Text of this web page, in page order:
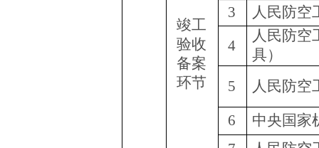
竣工
验收
备案
环节
3
人民防空
4
人民防空
具）
5
人民防空
6
中央国家